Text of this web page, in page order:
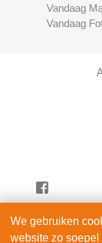
Vandaag
Vandaag
We gebruiken
website zo